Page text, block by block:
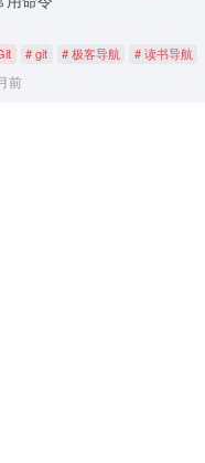
# git # 极客导航 # 读书导航
前